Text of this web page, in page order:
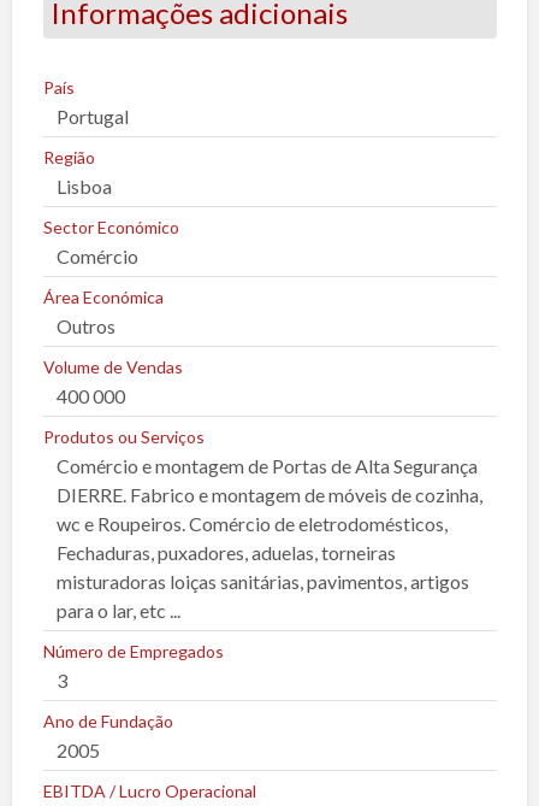
t
r
u
m
p
r
o
b
l
e
m
a
Informações adicionais
País
Portugal
Região
Lisboa
Sector Económico
Comércio
Área Económica
Outros
Volume de Vendas
400 000
Produtos ou Serviços
Comércio e montagem de Portas de Alta Segurança
DIERRE. Fabrico e montagem de móveis de cozinha,
wc e Roupeiros. Comércio de eletrodomésticos,
Fechaduras, puxadores, aduelas, torneiras
misturadoras loiças sanitárias, pavimentos, artigos
para o lar, etc ...
Número de Empregados
3
Ano de Fundação
2005
EBITDA / Lucro Operacional